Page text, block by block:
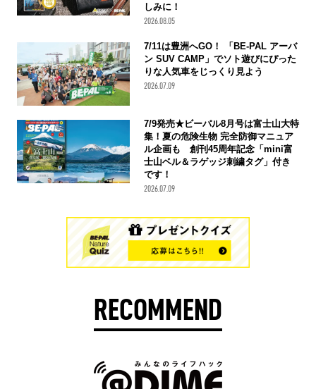
しみに！
2026.08.05
7/11は豊洲へGO！ 「BE-PAL アーバ
ン SUV CAMP」でソト遊びにぴった
りな人気車をじっくり見よう
2026.07.09
7/9発売★ビーパル8月号は富士山大特
集！夏の危険生物 完全防御マニュア
ル企画も 創刊45周年記念「mini富
士山ベル＆ラゲッジ刺繍タグ」付き
です！
2026.07.09
RECOMMEND